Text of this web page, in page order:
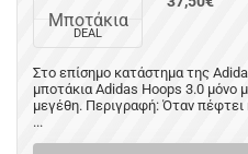
DEAL
Στο επίσημο κατάστημα της
μποτάκια Adidas Hoops 3.0 μόνο
μεγέθη. Περιγραφή: Όταν
...